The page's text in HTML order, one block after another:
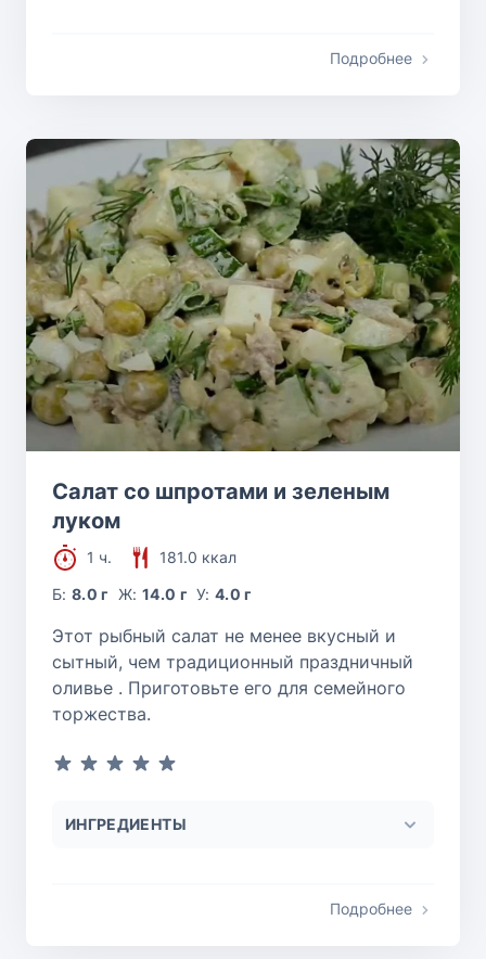
Подробнее
Салат со шпротами и зеленым
луком
1 ч.
181.0 ккал
Б:8.0 г Ж: 14.0 г У:4.0 г
Этот рыбный салат не менее вкусный и
сытный, чем традиционный праздничный
оливье . Приготовьте его для семейного
торжества.
ИНГРЕДИЕНТЫ
Подробнее